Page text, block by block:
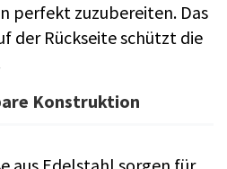
perfekt zuzubereiten. Das
der Rückseite schützt die
Konstruktion